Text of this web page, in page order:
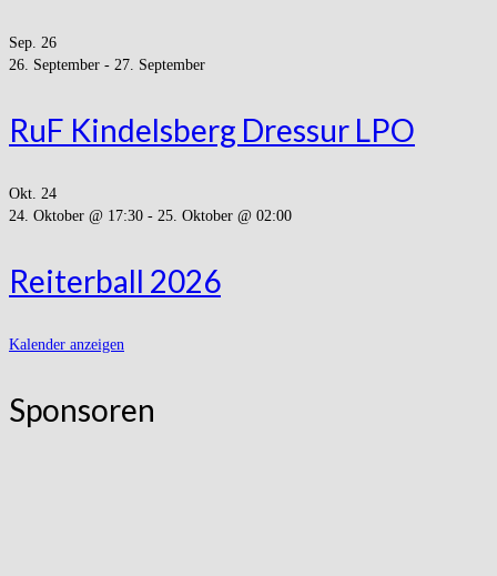
Sep. 26
26. September - 27. September
RuF Kindelsberg Dressur LPO
Okt. 24
24. Oktober @ 17:30 - 25. Oktober @ 02:00
Reiterball 2026
Kalender anzeigen
Sponsoren